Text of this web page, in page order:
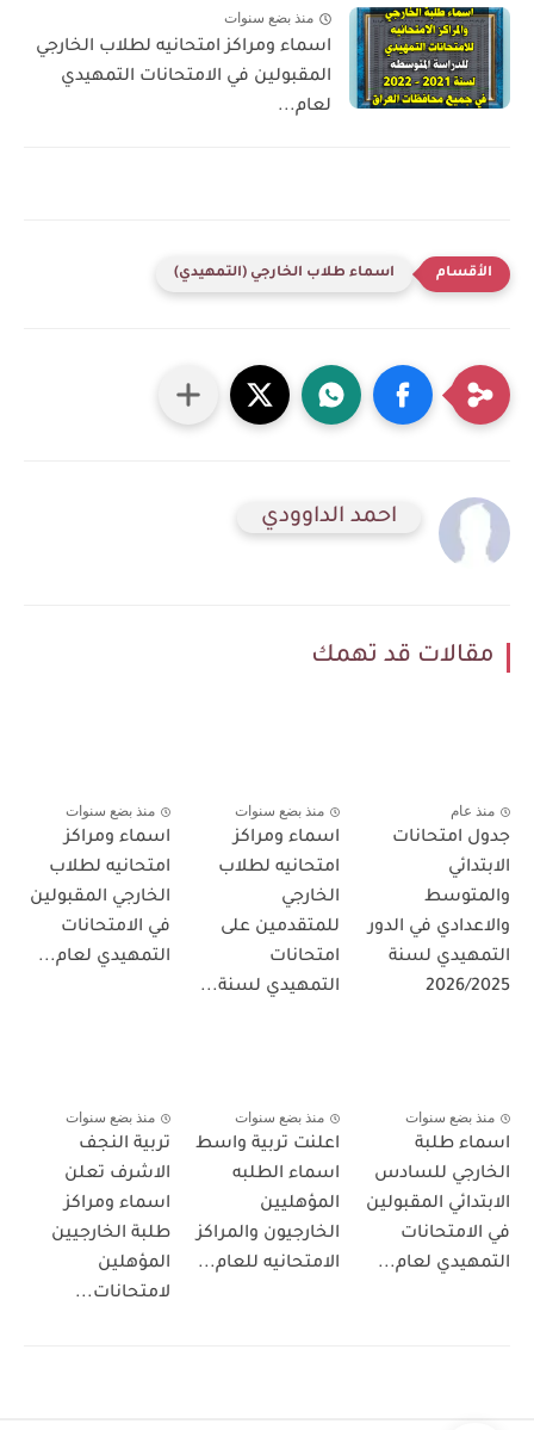
منذ بضع سنوات
اسماء ومراكز امتحانيه لطلاب الخارجي
المقبولين في الامتحانات التمهيدي
لعام...
اسماء طلاب الخارجي (التمهيدي)
احمد الداوودي
مقالات قد تهمك
منذ عام
جدول امتحانات
الابتدائي
والمتوسط
والاعدادي في الدور
التمهيدي لسنة
2026/2025
منذ بضع سنوات
اسماء ومراكز
امتحانيه لطلاب
الخارجي
للمتقدمين على
امتحانات
التمهيدي لسنة...
منذ بضع سنوات
اسماء ومراكز
امتحانيه لطلاب
الخارجي المقبولين
في الامتحانات
التمهيدي لعام...
منذ بضع سنوات
اسماء طلبة
الخارجي للسادس
الابتدائي المقبولين
في الامتحانات
التمهيدي لعام...
منذ بضع سنوات
اعلنت تربية واسط
اسماء الطلبه
المؤهليين
الخارجيون والمراكز
الامتحانيه للعام...
منذ بضع سنوات
تربية النجف
الاشرف تعلن
اسماء ومراكز
طلبة الخارجيين
المؤهلين
لامتحانات...